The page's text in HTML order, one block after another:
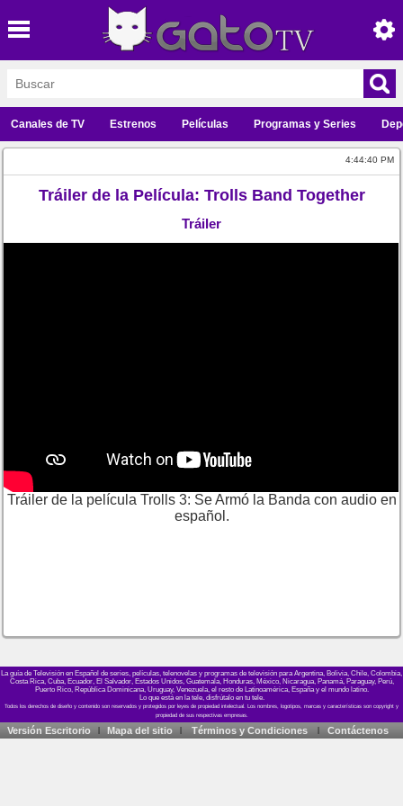
Canales de TV Estrenos Películas Programas y Series
4:44:40 PM
Tráiler de la Película: Trolls Band Together
Tráiler
Tráiler de la película Trolls 3: Se Armó la Banda con audio en
español.
La guía de Televisión en Español de series, películas, telenovelas y programas de televisión para Argentina, Bolivia, Chile, Colombia,
Costa Rica, Cuba, Ecuador, El Salvador, Estados Unidos, Guatemala, Honduras, México, Nicaragua, Panamá, Paraguay, Perú,
Puerto Rico, República Dominicana, Uruguay, Venezuela, el resto de Latinoamérica, España y el mundo latino.
Lo que está en la tele, disfrútalo en tu tele.
Versión Escritorio Mapa del sitio Términos y Condiciones Contáctenos